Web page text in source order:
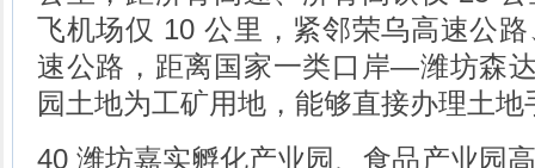
飞机场仅 10 公里，紧邻荣乌高速公
速公路，距离国家一类口岸—潍坊森
园土地为工矿用地，能够直接办理土地
40 潍坊嘉实孵化产业园、食品产业园